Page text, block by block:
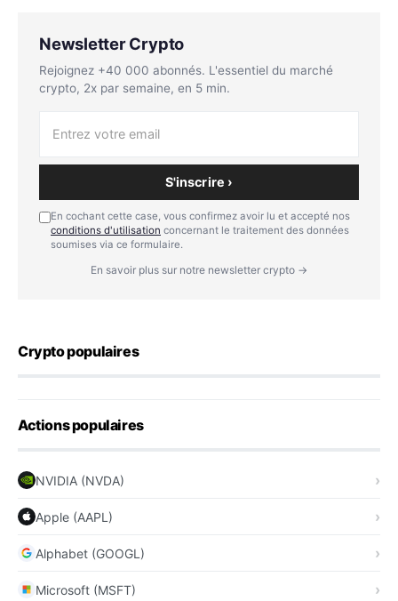
Newsletter Crypto
Rejoignez +40 000 abonnés. L'essentiel du marché
crypto, 2x par semaine, en 5 min.
S'inscrire ›
En cochant cette case, vous confirmez avoir lu et accepté nos
conditions d'utilisation concernant le traitement des données
soumises via ce formulaire.
En savoir plus sur notre newsletter crypto →
Crypto populaires
Actions populaires
NVIDIA (NVDA)
Apple (AAPL)
Alphabet (GOOGL)
Microsoft (MSFT)